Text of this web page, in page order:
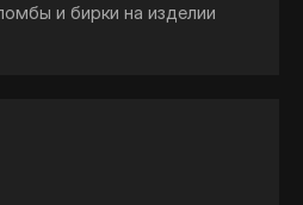
и бирки на изделии